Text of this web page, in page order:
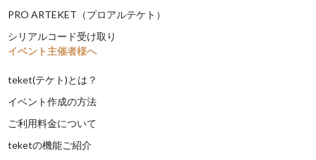
PRO ARTEKET（プロアルテケト）
シリアルコード受け取り
イベント主催者様へ
teket(テケト)とは？
イベント作成の方法
ご利用料金について
teketの機能ご紹介